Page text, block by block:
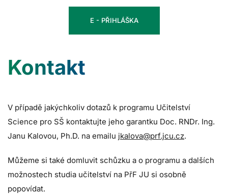
E - PŘIHLÁŠKA
Kontakt
V případě jakýchkoliv dotazů k programu Učitelství
Science pro SŠ kontaktujte jeho garantku Doc. RNDr. Ing.
Janu Kalovou, Ph.D. na emailu jkalova@prf.jcu.cz.
Můžeme si také domluvit schůzku a o programu a dalších
možnostech studia učitelství na PřF JU si osobně
popovídat.